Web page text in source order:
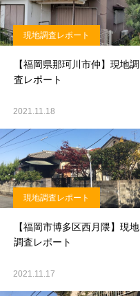
現地調査レポート
【福岡県那珂川市仲】現地調
査レポート
2021.11.18
現地調査レポート
【福岡市博多区西月隈】現地
調査レポート
2021.11.17